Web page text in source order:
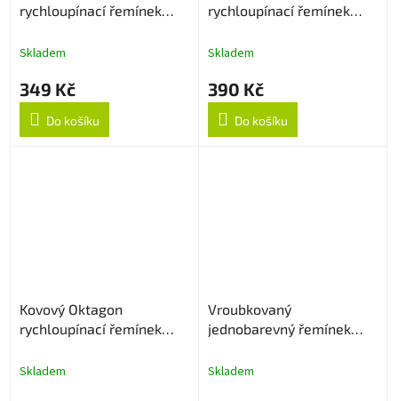
rychloupínací řemínek
Skladem
349 Kč
Do košíku
rychloupínací řemínek
Skladem
390 Kč
Do košíku
Kovový Oktagon
rychloupínací řemínek
Skladem
Vroubkovaný
jednobarevný řemínek
Skladem